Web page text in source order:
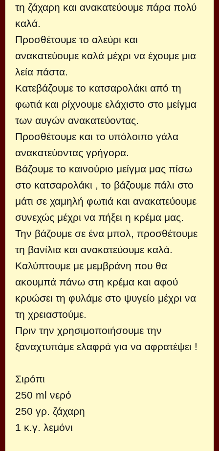
τη ζάχαρη και ανακατεύουμε πάρα πολύ
καλά.
Προσθέτουμε το αλεύρι και
ανακατεύουμε καλά μέχρι να έχουμε μια
λεία πάστα.
Κατεβάζουμε το κατσαρολάκι από τη
φωτιά και ρίχνουμε ελάχιστο στο μείγμα
των αυγών ανακατεύοντας.
Προσθέτουμε και το υπόλοιπο γάλα
ανακατεύοντας γρήγορα.
Βάζουμε το καινούριο μείγμα μας πίσω
στο κατσαρολάκι , το βάζουμε πάλι στο
μάτι σε χαμηλή φωτιά και ανακατεύουμε
συνεχώς μέχρι να πήξει η κρέμα μας.
Την βάζουμε σε ένα μπολ, προσθέτουμε
τη βανίλια και ανακατεύουμε καλά.
Καλύπτουμε με μεμβράνη που θα
ακουμπά πάνω στη κρέμα και αφού
κρυώσει τη φυλάμε στο ψυγείο μέχρι να
τη χρειαστούμε.
Πριν την χρησιμοποιήσουμε την
ξαναχτυπάμε ελαφρά για να αφρατέψει !
Σιρόπι
250 ml νερό
250 γρ. ζάχαρη
1 κ.γ. λεμόνι